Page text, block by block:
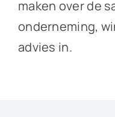
maken over de
onderneming,
advies in.